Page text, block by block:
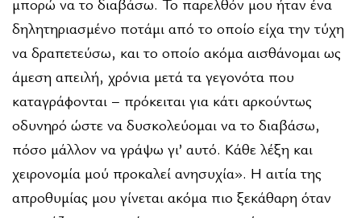
δηλητηριασμένο ποτάμι από το οποίο είχα την τύχη
να δραπετεύσω, και το οποίο ακόμα αισθάνομαι ως
άμεση απειλή, χρόνια μετά τα γεγονότα που
καταγράφονται − πρόκειται για κάτι αρκούντως
οδυνηρό ώστε να δυσκολεύομαι να το διαβάσω,
πόσο μάλλον να γράψω γι’ αυτό. Κάθε λέξη και
χειρονομία μού προκαλεί ανησυχία». Η αιτία της
απροθυμίας μου γίνεται ακόμα πιο ξεκάθαρη όταν